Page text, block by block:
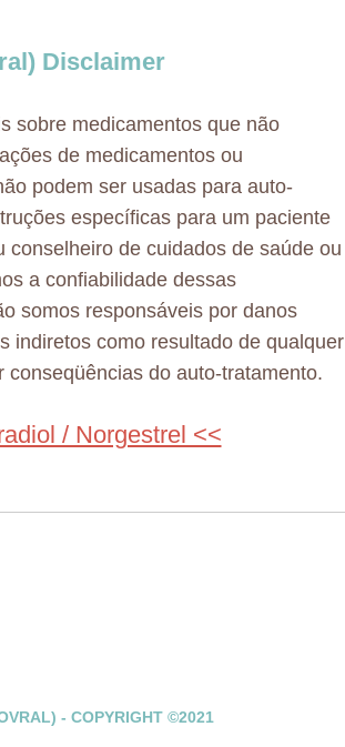
Disclaimer
sobre medicamentos que não
de medicamentos ou
podem ser usadas para auto-
específicas para um paciente
de cuidados de saúde ou
a confiabilidade dessas
somos responsáveis por danos
indiretos como resultado de qualquer
do auto-tratamento.
/ Norgestrel <<
- COPYRIGHT ©2021